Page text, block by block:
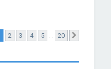
sur 20
2 3 4 5 20